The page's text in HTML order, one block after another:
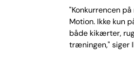
"Konkurrencen
Motion. Ikke kun
både kikærter,
træningen," siger